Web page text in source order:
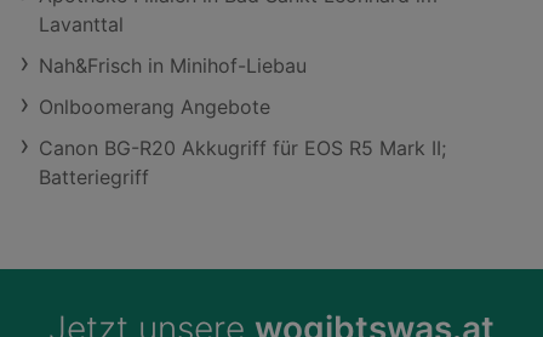
Lavanttal
Nah&Frisch in Minihof-Liebau
Onlboomerang Angebote
Canon BG-R20 Akkugriff für EOS R5 Mark II;
Batteriegriff